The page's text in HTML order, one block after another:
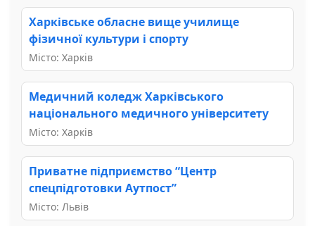
Харківське обласне вище училище
фізичної культури і спорту
Місто: Харків
Медичний коледж Харківського
національного медичного університету
Місто: Харків
Приватне підприємство “Центр
спецпідготовки Аутпост”
Місто: Львів